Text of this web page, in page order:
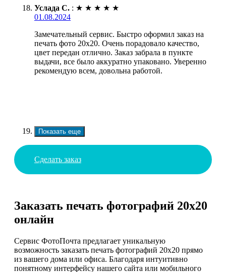
Услада С. : ★ ★ ★ ★ ★
01.08.2024
Замечательный сервис. Быстро оформил заказ на
печать фото 20х20. Очень порадовало качество,
цвет передан отлично. Заказ забрала в пункте
выдачи, все было аккуратно упаковано. Уверенно
рекомендую всем, довольна работой.
Показать еще
Сделать заказ
Заказать печать фотографий 20х20
онлайн
Сервис ФотоПочта предлагает уникальную
возможность заказать печать фотографий 20х20 прямо
из вашего дома или офиса. Благодаря интуитивно
понятному интерфейсу нашего сайта или мобильного